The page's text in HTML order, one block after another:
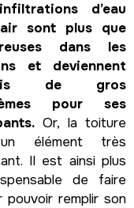
d’eau
sont plus que
dans les
et deviennent
de gros
pour ses
Or, la toiture
élément très
Il est ainsi plus
de faire
pouvoir remplir son